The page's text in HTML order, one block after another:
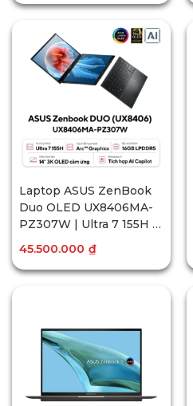
Laptop ASUS ZenBook
Duo OLED UX8406MA-
PZ307W | Ultra 7 155H |
16GB | 512GB | Intel®
Arc™ Graphics | 2x 14
inch 3K OLED | Win11
45.500.000 ₫